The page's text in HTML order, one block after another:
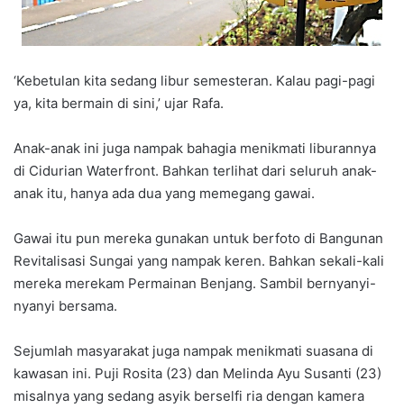
‘Kebetulan kita sedang libur semesteran. Kalau pagi-pagi
ya, kita bermain di sini,’ ujar Rafa.
Anak-anak ini juga nampak bahagia menikmati liburannya
di Cidurian Waterfront. Bahkan terlihat dari seluruh anak-
anak itu, hanya ada dua yang memegang gawai.
Gawai itu pun mereka gunakan untuk berfoto di Bangunan
Revitalisasi Sungai yang nampak keren. Bahkan sekali-kali
mereka merekam Permainan Benjang. Sambil bernyanyi-
nyanyi bersama.
Sejumlah masyarakat juga nampak menikmati suasana di
kawasan ini. Puji Rosita (23) dan Melinda Ayu Susanti (23)
misalnya yang sedang asyik berselfi ria dengan kamera